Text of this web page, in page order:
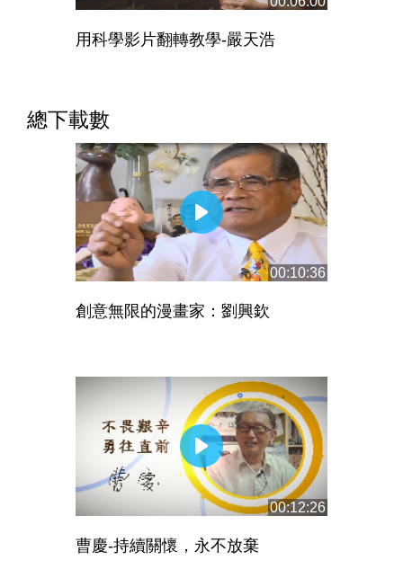
用科學影片翻轉教學-嚴天浩
總下載數
00:10:36
創意無限的漫畫家：劉興欽
00:12:26
曹慶-持續關懷，永不放棄